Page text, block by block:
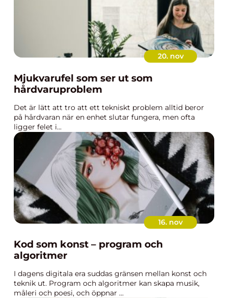
20. nov
Mjukvarufel som ser ut som
hårdvaruproblem
Det är lätt att tro att ett tekniskt problem alltid beror
på hårdvaran när en enhet slutar fungera, men ofta
ligger felet i...
16. nov
Kod som konst – program och
algoritmer
I dagens digitala era suddas gränsen mellan konst och
teknik ut. Program och algoritmer kan skapa musik,
måleri och poesi, och öppnar ...